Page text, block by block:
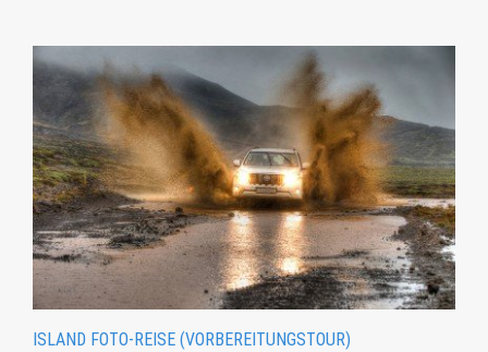
ISLAND FOTO-REISE (VORBEREITUNGSTOUR)